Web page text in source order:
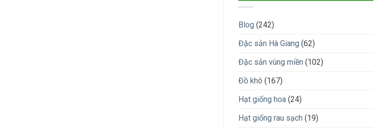
Blog (242)
Đặc sản Hà Giang (62)
Đặc sản vùng miền (102)
Đồ khô (167)
Hạt giống hoa (24)
Hạt giống rau sạch (19)